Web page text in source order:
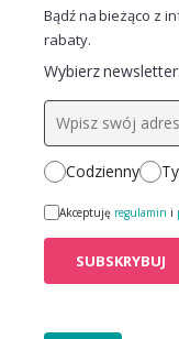
Bądź na bieżąco z
rabaty.
Wybierz newsletter:
Codzienny
Akceptuję regulamin i